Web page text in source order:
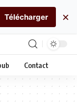
Contact
Télécharger ×